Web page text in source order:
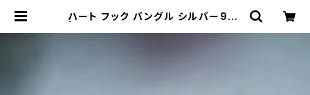
ハート フック バングル シルバー925